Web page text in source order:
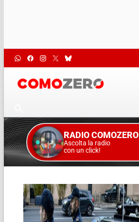
RADIO COMOZERO
Ascolta la radio
con un click!